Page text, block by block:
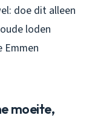
doe dit alleen
loden
Emmen
moeite,